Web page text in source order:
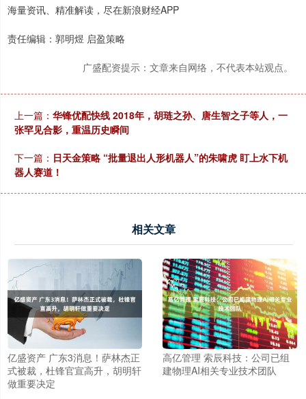
海量资讯、精准解读，尽在新浪财经APP
责任编辑：郭明煜 启盈策略
广盛配资提示：文章来自网络，不代表本站观点。
上一篇： 华锋优配快线 2018年，胡琏之孙、唐生智之子等人，一
张罕见合影，重温历史瞬间
下一篇： 日天金策略 “批量退出人形机器人”的朱啸虎 盯上水下机
器人赛道！
相关文章
亿盛资产 广东3消息！萨林杰正
式被裁，杜锋官宣高升，胡明轩
做重要决定
高亿管理 索辰科技：公司已组
建物理AI相关专业技术团队